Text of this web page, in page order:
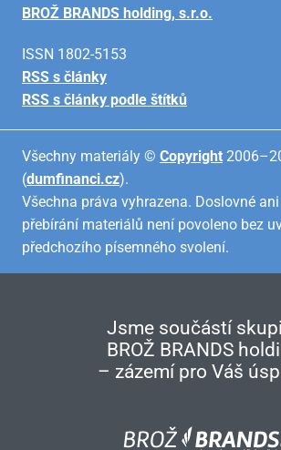
BROŽ BRANDS holding, s.r.o.
ISSN 1802-5153
RSS s články
RSS s články podle štítků
Všechny materiály © Copyright
(dumfinanci.cz).
Všechna práva vyhrazena. Doslovné
přebírání materiálů není povoleno bez
předchozího písemného svolení.
Jsme součástí
BROŽ BRANDS
– zázemí pro Váš